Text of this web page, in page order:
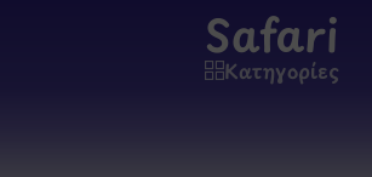
Safari
Κατηγορίες